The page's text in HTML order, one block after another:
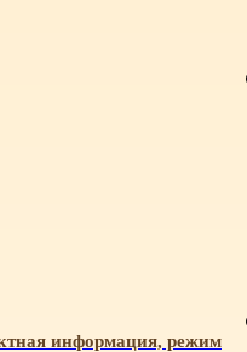
информация, режим